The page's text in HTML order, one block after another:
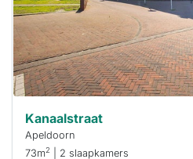
Stekkies helpt
je hierbij!
Kanaalstraat
Apeldoorn
73m2 | 2 slaapkamers